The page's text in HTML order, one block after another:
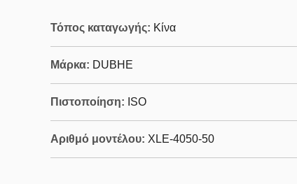
Τόπος καταγωγής: Κίνα
Μάρκα: DUBHE
Πιστοποίηση: ISO
Αριθμό μοντέλου: XLE-4050-50